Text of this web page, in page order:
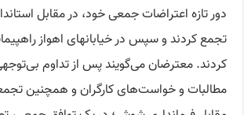
دور تازه اعتراضات جمعی خود، در مقابل
تجمع کردند و سپس در خیابانهای اهواز
کردند. معترضان می‌گویند پس از تداوم
مطالبات و خواست‌های کارگران و همچنین